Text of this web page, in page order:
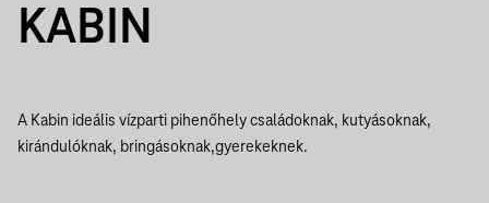
KABIN
A Kabin ideális vízparti pihenőhely családoknak, kutyásoknak,
kirándulóknak, bringásoknak,gyerekeknek.